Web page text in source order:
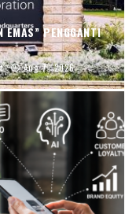
PENGGANTI
Aug 7, 2026